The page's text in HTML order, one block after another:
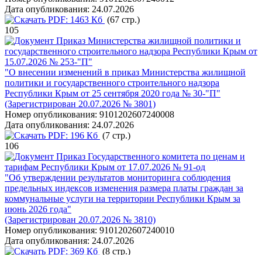
Дата опубликования: 24.07.2026
PDF: 1463 Кб (67 стр.)
105
Приказ Министерства жилищной политики и
государственного строительного надзора Республики Крым от
15.07.2026 № 253-"П"
"О внесении изменений в приказ Министерства жилищной
политики и государственного строительного надзора
Республики Крым от 25 сентября 2020 года № 30-"П"
(Зарегистрирован 20.07.2026 № 3801)
Номер опубликования: 9101202607240008
Дата опубликования: 24.07.2026
PDF: 196 Кб (7 стр.)
106
Приказ Государственного комитета по ценам и
тарифам Республики Крым от 17.07.2026 № 91-од
"Об утверждении результатов мониторинга соблюдения
предельных индексов изменения размера платы граждан за
коммунальные услуги на территории Республики Крым за
июнь 2026 года"
(Зарегистрирован 20.07.2026 № 3810)
Номер опубликования: 9101202607240010
Дата опубликования: 24.07.2026
PDF: 369 Кб (8 стр.)